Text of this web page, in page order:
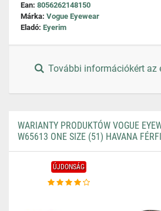
Ean: 8056262148150
Márka: Vogue Eyewear
Eladó: Eyerim
További információkért
WARIANTY PRODUKTÓW VOGUE
W65613 ONE SIZE (51) HAVANA
ÚJDONSÁG